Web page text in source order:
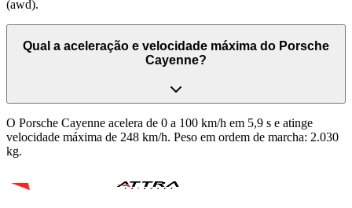
(awd).
Qual a aceleração e velocidade máxima do Porsche
Cayenne?
O Porsche Cayenne acelera de 0 a 100 km/h em 5,9 s e atinge
velocidade máxima de 248 km/h. Peso em ordem de marcha: 2.030
kg.